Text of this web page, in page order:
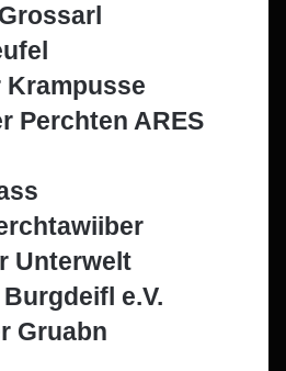
Krampusse
Perchten ARES
Unterwelt
e.V.
Gruabn